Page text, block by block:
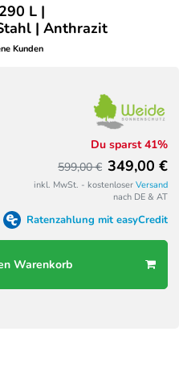
L |
| Anthrazit
Kunden
Du sparst 41%
599,00 € 349,00 €
inkl. MwSt. - kostenloser Versand
nach DE & AT
Ratenzahlung mit easyCredit
Warenkorb